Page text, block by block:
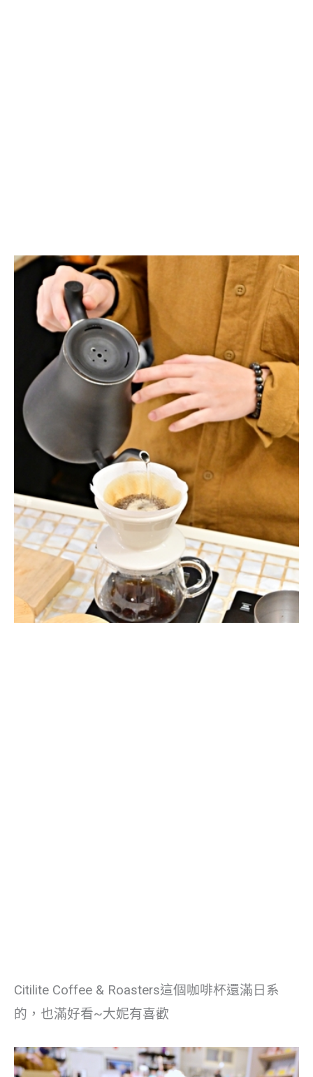
Citilite Coffee & Roasters這個咖啡杯還滿日系
的，也滿好看~大妮有喜歡